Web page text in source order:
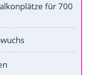
für 700